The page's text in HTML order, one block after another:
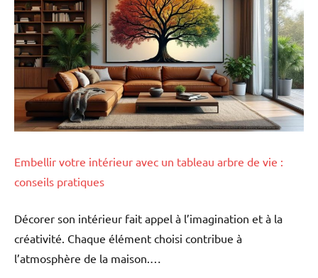
Embellir votre intérieur avec un tableau arbre de vie :
conseils pratiques
Décorer son intérieur fait appel à l’imagination et à la
créativité. Chaque élément choisi contribue à
l’atmosphère de la maison.…